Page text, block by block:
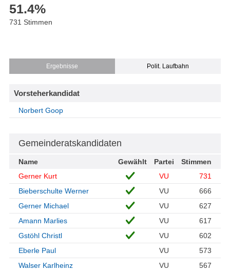
51.4%
731 Stimmen
Ergebnisse Polit. Laufbahn
Vorsteherkandidat
Norbert Goop
Gemeinderatskandidaten
Name Gewählt Partei
Stimmen
Gerner Kurt
VU
731
Bieberschulte Werner
VU
666
Gerner Michael
VU
627
Amann Marlies
VU
617
Gstöhl Christl
VU
602
Eberle Paul
VU
573
Walser Karlheinz
VU 567